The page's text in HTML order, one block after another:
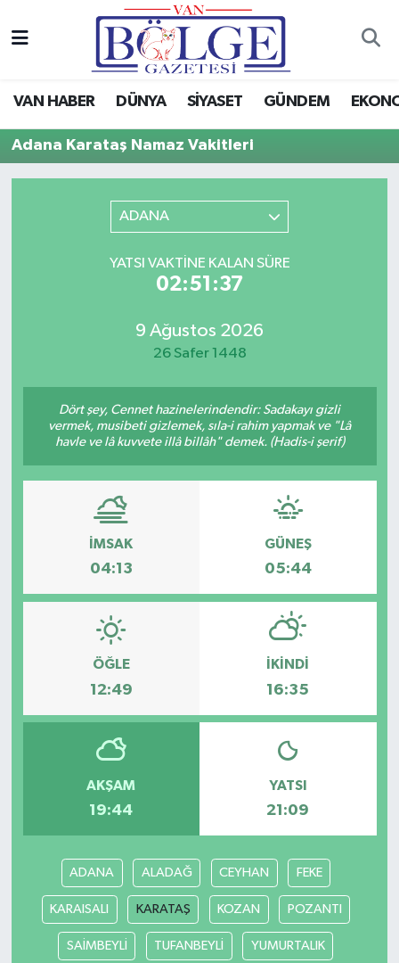
VAN HABER DÜNYA SİYASET GÜNDEM
Adana Karataş Namaz Vakitleri
ADANA
YATSI VAKTINE KALAN SÜRE
02:51:37
9 Ağustos 2026
26 Safer 1448
Dört şey, Cennet hazinelerindendir: Sadakayı gizli
vermek, musibeti gizlemek, sıla-i rahim yapmak ve "Lâ
havle ve lâ kuvvete illâ billâh" demek. (Hadis-i şerif)
İMSAK
04:13
GÜNEŞ
05:44
ÖĞLE
12:49
İKINDI
16:35
AKŞAM
19:44
YATSI
21:09
ADANA ALADAĞ CEYHAN FEKE
KARAISALI KARATAŞ KOZAN POZANTI
SAİMBEYLİ TUFANBEYLİ YUMURTALIK
Van Haber
Dünya
RESMİ İLANLAR
Hava Durumu
Tüm Manşetler